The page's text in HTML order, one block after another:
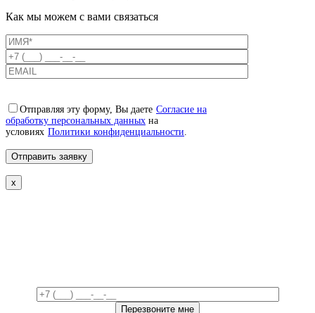
Как мы можем с вами связаться
Отправляя эту форму, Вы даете Согласие на
обработку персональных данных на
условиях Политики конфиденциальности
x